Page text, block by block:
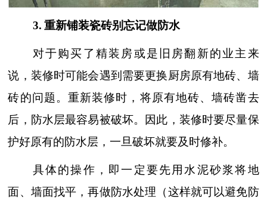
3. 重新铺装瓷砖别忘记做防水
对于购买了精装房或是旧房翻新的业主来
说，装修时可能会遇到需要更换厨房原有地砖、墙
砖的问题。重新装修时，将原有地砖、墙砖凿去
后，防水层最容易被破坏。因此，装修时要尽量保
护好原有的防水层，一旦破坏就要及时修补。
具体的操作，即一定要先用水泥砂浆将地
面、墙面找平，再做防水处理（这样就可以避免防